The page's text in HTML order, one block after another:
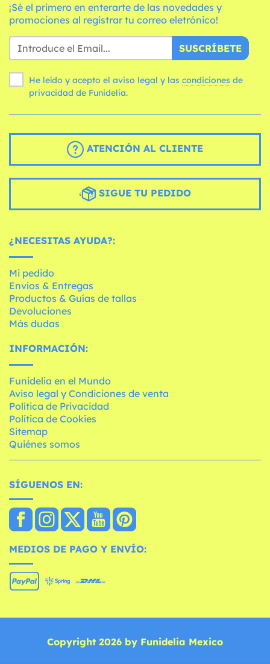
¡Sé el primero en enterarte de las novedades y
promociones al registrar tu correo eletrónico!
SUSCRÍBETE
He leído y acepto el aviso legal y las condiciones
privacidad de Funidelia.
ATENCIÓN AL CLIENTE
SIGUE TU PEDIDO
¿NECESITAS AYUDA?:
Mi pedido
Envíos & Entregas
Productos & Guías de tallas
Devoluciones
Más dudas
INFORMACIÓN:
Funidelia en el Mundo
Aviso legal y Condiciones de venta
Política de Privacidad
Política de Cookies
Sitemap
Quiénes somos
SÍGUENOS EN:
MEDIOS DE PAGO Y ENVÍO:
Copyright 2026 by Funidelia Mexico